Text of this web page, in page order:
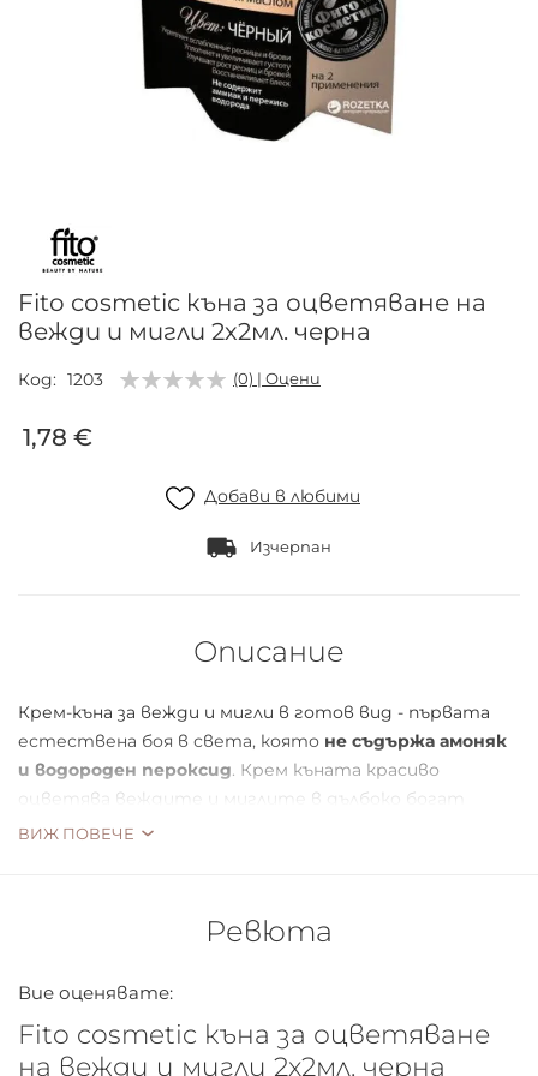
галерия
със
снимки
Fito cosmetic къна за оцветяване на
вежди и мигли 2х2мл. черна
Код 1203 (0) | Оцени
1,78 €
Добави в любими
Изчерпан
Описание
Крем-къна за вежди и мигли в готов вид - първата
естествена боя в света, която не съдържа амоняк
и водороден пероксид. Крем къната красиво
оцветява веждите и миглите в дълбоко богат
цвят.Органичното масло от репей
енергия. Крем къната прави вашия поглед по-ярък!
Начин на приложение: нанесете къната върху чисти
ВИЖ ПОВЕЧЕ
Ревюта
Вие оценявате:
Fito cosmetic къна за оцветяване
на вежди и мигли 2х2мл. черна